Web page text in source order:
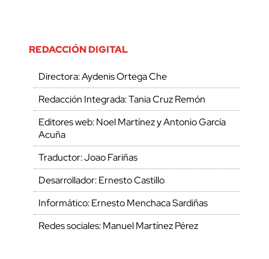
REDACCIÓN DIGITAL
Directora: Aydenis Ortega Che
Redacción Integrada: Tania Cruz Remón
Editores web: Noel Martínez y Antonio García
Acuña
Traductor: Joao Fariñas
Desarrollador: Ernesto Castillo
Informático: Ernesto Menchaca Sardiñas
Redes sociales: Manuel Martínez Pérez